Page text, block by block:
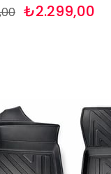
₺2.299,00